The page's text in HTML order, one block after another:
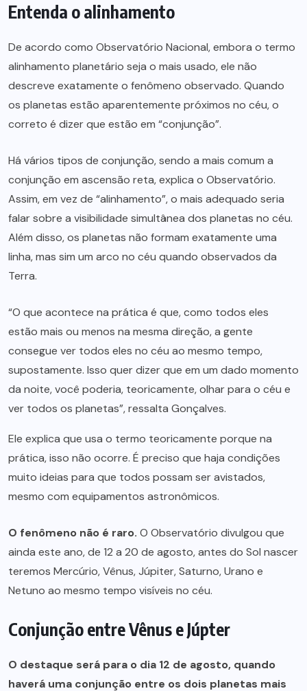
Entenda o alinhamento
De acordo como Observatório Nacional, embora o termo
alinhamento planetário seja o mais usado, ele não
descreve exatamente o fenômeno observado. Quando
os planetas estão aparentemente próximos no céu, o
correto é dizer que estão em “conjunção”.
Há vários tipos de conjunção, sendo a mais comum a
conjunção em ascensão reta, explica o Observatório.
Assim, em vez de “alinhamento”, o mais adequado seria
falar sobre a visibilidade simultânea dos planetas no céu.
Além disso, os planetas não formam exatamente uma
linha, mas sim um arco no céu quando observados da
Terra.
“O que acontece na prática é que, como todos eles
estão mais ou menos na mesma direção, a gente
consegue ver todos eles no céu ao mesmo tempo,
supostamente. Isso quer dizer que em um dado momento
da noite, você poderia, teoricamente, olhar para o céu e
ver todos os planetas”, ressalta Gonçalves.
Ele explica que usa o termo teoricamente porque na
prática, isso não ocorre. É preciso que haja condições
muito ideias para que todos possam ser avistados,
mesmo com equipamentos astronômicos.
O fenômeno não é raro. O Observatório divulgou que
ainda este ano, de 12 a 20 de agosto, antes do Sol nascer
teremos Mercúrio, Vênus, Júpiter, Saturno, Urano e
Netuno ao mesmo tempo visíveis no céu.
Conjunção entre Vênus e Júpter
O destaque será para o dia 12 de agosto, quando
haverá uma conjunção entre os dois planetas mais